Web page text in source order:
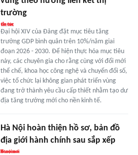
trường
Đại hội XIV của Đảng đặt mục tiêu tăng
trưởng GDP bình quân trên 10%/năm giai
đoạn 2026 - 2030. Để hiện thực hóa mục tiêu
này, các chuyên gia cho rằng cùng với đổi mới
thể chế, khoa học công nghệ và chuyển đổi số,
việc tổ chức lại không gian phát triển vùng
đang trở thành yêu cầu cấp thiết nhằm tạo dư
địa tăng trưởng mới cho nền kinh tế.
Hà Nội hoàn thiện hồ sơ, bản đồ
địa giới hành chính sau sắp xếp